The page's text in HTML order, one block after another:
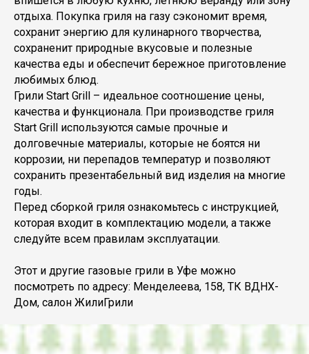
отдыха. Покупка гриля на газу сэкономит время,
сохранит энергию для кулинарного творчества,
сохраненит природные вкусовые и полезные
качества еды и обеспечит бережное приготовление
любимых блюд.
Грили Start Grill – идеальное соотношение цены,
качества и функционала. При производстве гриля
Start Grill используются самые прочные и
долговечные материалы, которые не боятся ни
коррозии, ни перепадов температур и позволяют
сохранить презентабельный вид изделия на многие
годы.
Перед сборкой гриля ознакомьтесь с инструкцией,
которая входит в комплектацию модели, а также
следуйте всем правилам эксплуатации.
Этот и другие газовые грили в Уфе можно
посмотреть по адресу: Менделеева, 158, ТК ВДНХ-
Дом, салон ЖилиГрили